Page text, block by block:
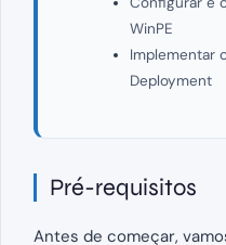
WinPE
Implementar
Deployment
Pré-requisitos
Antes de começar,